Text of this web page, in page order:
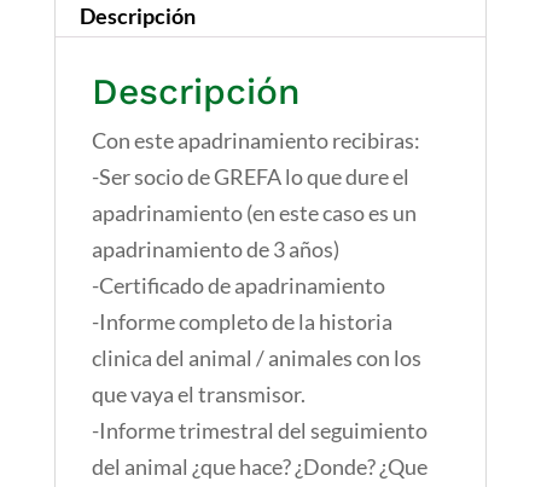
Descripción
Descripción
Con este apadrinamiento recibiras:
-Ser socio de GREFA lo que dure el
apadrinamiento (en este caso es un
apadrinamiento de 3 años)
-Certificado de apadrinamiento
-Informe completo de la historia
clinica del animal / animales con los
que vaya el transmisor.
-Informe trimestral del seguimiento
del animal ¿que hace? ¿Donde? ¿Que